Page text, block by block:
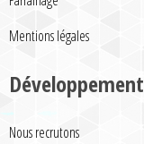
Mentions légales
Développement
Nous recrutons